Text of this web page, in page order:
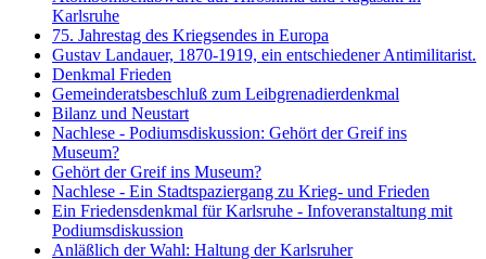
Karlsruhe
75. Jahrestag des Kriegsendes in Europa
Gustav Landauer, 1870-1919, ein entschiedener Antimilitarist.
Denkmal Frieden
Gemeinderatsbeschluß zum Leibgrenadierdenkmal
Bilanz und Neustart
Nachlese - Podiumsdiskussion: Gehört der Greif ins
Museum?
Gehört der Greif ins Museum?
Nachlese - Ein Stadtspaziergang zu Krieg- und Frieden
Ein Friedensdenkmal für Karlsruhe - Infoveranstaltung mit
Podiumsdiskussion
Anläßlich der Wahl: Haltung der Karlsruher